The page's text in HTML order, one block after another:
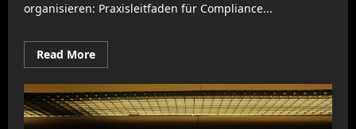
organisieren: Praxisleitfaden für Compliance...
Read MoreRead
more
Digitale
Archivierung
rechtssicher
und